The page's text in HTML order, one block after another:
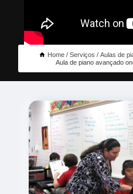
Home Serviços Aulas de
Aula de piano avançado